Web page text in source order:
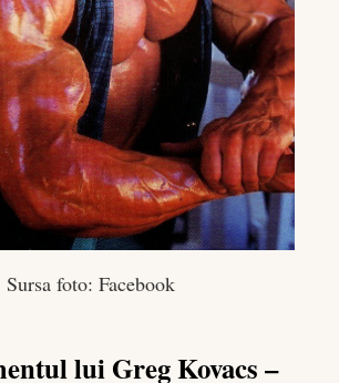
Sursa foto: Facebook
lui Greg Kovacs –